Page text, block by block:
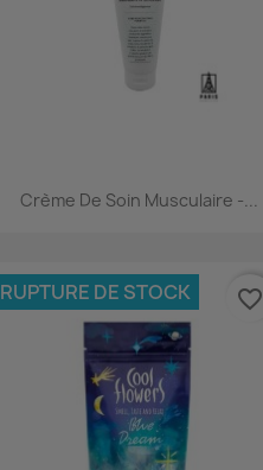
Aperçu rapide
Crème De Soin Musculaire -...
RUPTURE DE STOCK favorite_border